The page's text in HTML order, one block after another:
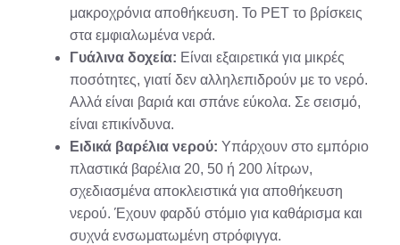
μακροχρόνια αποθήκευση. Το PET το βρίσκεις
στα εμφιαλωμένα νερά.
Γυάλινα δοχεία: Είναι εξαιρετικά για μικρές
ποσότητες, γιατί δεν αλληλεπιδρούν με το νερό.
Αλλά είναι βαριά και σπάνε εύκολα. Σε σεισμό,
είναι επικίνδυνα.
Ειδικά βαρέλια νερού: Υπάρχουν στο εμπόριο
πλαστικά βαρέλια 20, 50 ή 200 λίτρων,
σχεδιασμένα αποκλειστικά για αποθήκευση
νερού. Έχουν φαρδύ στόμιο για καθάρισμα και
συχνά ενσωματωμένη στρόφιγγα.